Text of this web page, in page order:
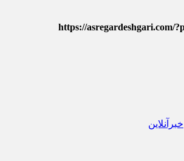
https://asregardeshgari.com/
خبرآنلاین